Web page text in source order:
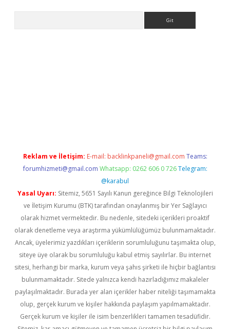
Reklam ve İletişim: E-mail: backlinkpaneli@gmail.com Teams:
forumhizmeti@gmail.com Whatsapp: 0262 606 0 726 Telegram:
@karabul
Yasal Uyarı: Sitemiz, 5651 Sayılı Kanun gereğince Bilgi Teknolojileri
ve İletişim Kurumu (BTK) tarafından onaylanmış bir Yer Sağlayıcı
olarak hizmet vermektedir. Bu nedenle, sitedeki içerikleri proaktif
olarak denetleme veya araştırma yükümlülüğümüz bulunmamaktadır.
Ancak, üyelerimiz yazdıkları içeriklerin sorumluluğunu taşımakta olup,
siteye üye olarak bu sorumluluğu kabul etmiş sayılırlar. Bu internet
sitesi, herhangi bir marka, kurum veya şahıs şirketi ile hiçbir bağlantısı
bulunmamaktadır. Sitede yalnızca kendi hazırladığımız makaleler
paylaşılmaktadır. Burada yer alan içerikler haber niteliği taşımamakta
olup, gerçek kurum ve kişiler hakkında paylaşım yapılmamaktadır.
Gerçek kurum ve kişiler ile isim benzerlikleri tamamen tesadüfidir.